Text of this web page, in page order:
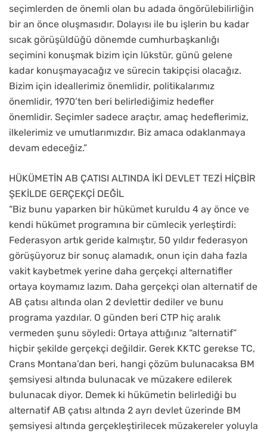
seçimlerden de önemli olan bu adada öngörülebilirliğin
bir an önce oluşmasıdır. Dolayısı ile bu işlerin bu kadar
sıcak görüşüldüğü dönemde cumhurbaşkanlığı
seçimini konuşmak bizim için lükstür, günü gelene
kadar konuşmayacağız ve sürecin takipçisi olacağız.
Bizim için ideallerimiz önemlidir, politikalarımız
önemlidir, 1970’ten beri belirlediğimiz hedefler
önemlidir. Seçimler sadece araçtır, amaç hedeflerimiz,
ilkelerimiz ve umutlarımızdır. Biz amaca odaklanmaya
devam edeceğiz.”
HÜKÜMETİN AB ÇATISI ALTINDA İKİ DEVLET TEZİ HİÇBİR
ŞEKİLDE GERÇEKÇİ DEĞİL
“Biz bunu yaparken bir hükümet kuruldu 4 ay önce ve
kendi hükümet programına bir cümlecik yerleştirdi:
Federasyon artık geride kalmıştır, 50 yıldır federasyon
görüşüyoruz bir sonuç alamadık, onun için daha fazla
vakit kaybetmek yerine daha gerçekçi alternatifler
ortaya koymamız lazım. Daha gerçekçi olan alternatif de
AB çatısı altında olan 2 devlettir dediler ve bunu
programa yazdılar. O günden beri CTP hiç aralık
vermeden şunu söyledi: Ortaya attığınız “alternatif”
hiçbir şekilde gerçekçi değildir. Gerek KKTC gerekse TC,
Crans Montana’dan beri, hangi çözüm bulunacaksa BM
şemsiyesi altında bulunacak ve müzakere edilerek
bulunacak diyor. Demek ki hükümetin belirlediği bu
alternatif AB çatısı altında 2 ayrı devlet üzerinde BM
şemsiyesi altında gerçekleştirilecek müzakereler yoluyla